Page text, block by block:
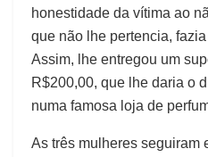
honestidade da vítima ao
que não lhe pertencia,
Assim, lhe entregou um
R$200,00, que lhe daria o
numa famosa loja de
As três mulheres seguiram